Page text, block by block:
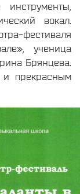
вокал.
фестиваля
ученица
Брянцева.
и прекрасным